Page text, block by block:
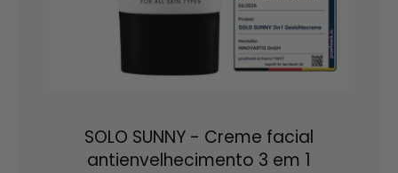
SOLO SUNNY - Creme facial
antienvelhecimento 3 em 1